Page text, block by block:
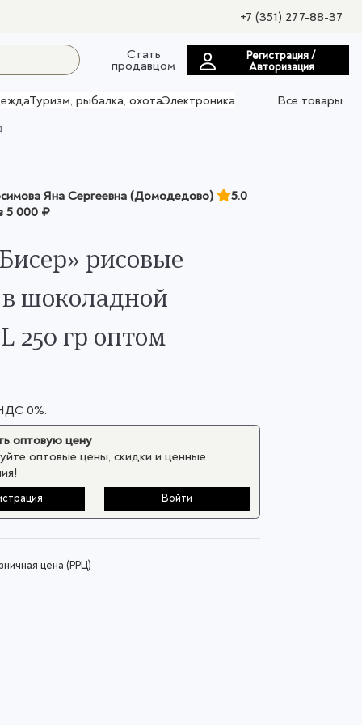
+7 (351) 277-88-37
Стать
продавцом
Регистрация /
Авторизация
Туризм, рыбалка, охотаЭлектроника
Все товары
Яна Сергеевна (Домодедово)
5.0
5 000 ₽
рисовые
шоколадной
250 гр оптом
0%.
оптовую цену
оптовые цены, скидки и ценные
Войти
цена (РРЦ)